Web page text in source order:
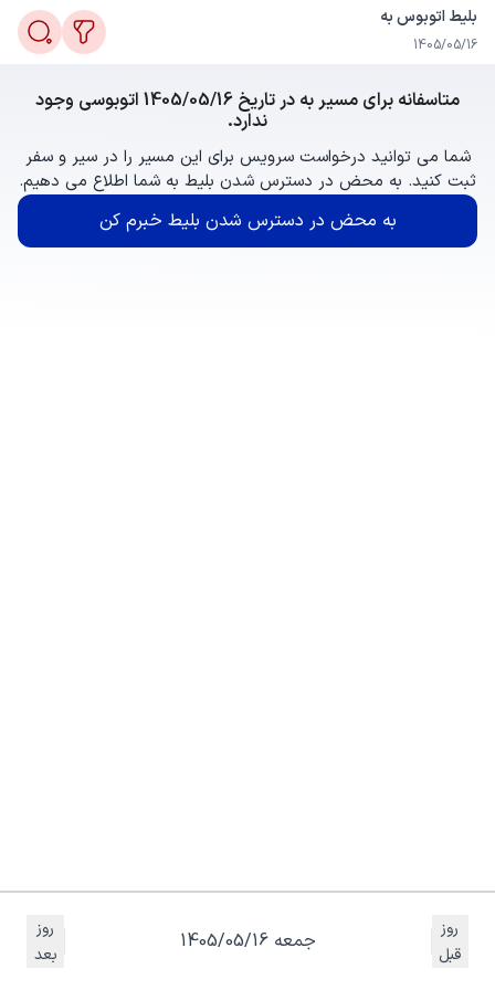
بلیط اتوبوس به
1405/05/16
متاسفانه برای مسیر به در تاریخ 1405/05/16 اتوبوسی وجود
ندارد.
شما می توانید درخواست سرویس برای این مسیر را در سیر و سفر
ثبت کنید. به محض در دسترس شدن بلیط به شما اطلاع می دهیم.
به محض در دسترس شدن بلیط خبرم کن
روز
قبل
جمعه 1405/05/16
روز
بعد